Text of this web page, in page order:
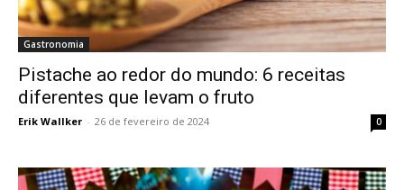
Gastronomia
Pistache ao redor do mundo: 6 receitas
diferentes que levam o fruto
Erik Wallker - 26 de fevereiro de 2024 0